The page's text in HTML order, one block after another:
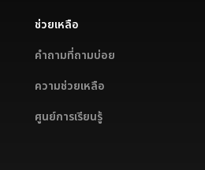
ช่วยเหลือ
คำถามที่ถามบ่อย
ความช่วยเหลือ
ศูนย์การเรียนรู้